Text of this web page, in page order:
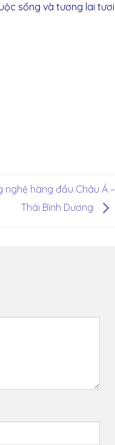
sống và tương lai tươi
nghệ hàng đầu Châu Á –
Thái Bình Dương